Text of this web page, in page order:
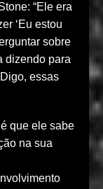
“Ele era
‘Eu estou
sobre
dizendo para
essas
que ele sabe
na sua